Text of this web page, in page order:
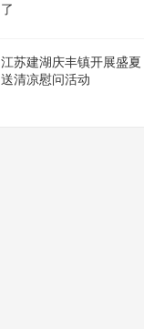
了
江苏建湖庆丰镇开展盛夏
送清凉慰问活动